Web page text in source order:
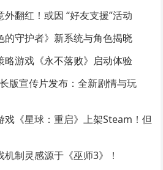
外翻红！或因 “好友支援”活动
的守护者》新系统与角色揭晓
略游戏《永不落败》启动体验
版宣传片发布：全新剧情与玩
戏《星球：重启》上架Steam！但
机制灵感源于《巫师3》！